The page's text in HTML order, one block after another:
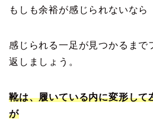
もしも余裕が感じられないなら
感じられる一足が見つかるまで
返しましょう。
靴は、履いている内に変形して
が